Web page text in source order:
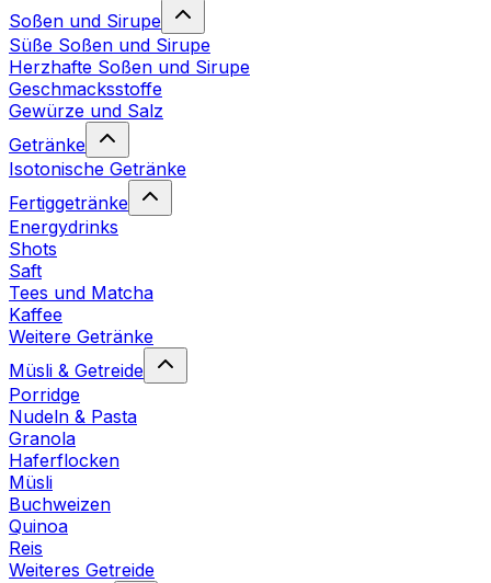
Soßen und Sirupe
Süße Soßen und Sirupe
Herzhafte Soßen und Sirupe
Geschmacksstoffe
Gewürze und Salz
Getränke
Isotonische Getränke
Fertiggetränke
Energydrinks
Shots
Saft
Tees und Matcha
Kaffee
Weitere Getränke
Müsli & Getreide
Porridge
Nudeln & Pasta
Granola
Haferflocken
Müsli
Buchweizen
Quinoa
Reis
Weiteres Getreide